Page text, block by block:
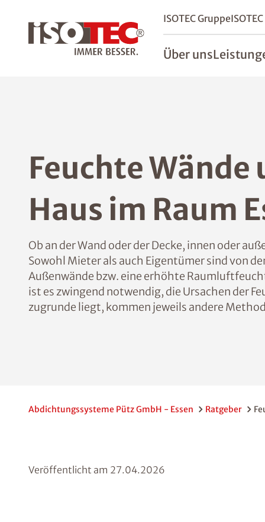
ISOTEC Gruppe
Über uns
Feuchte
Haus im Raum
Ob an der Wand oder der Decke, innen oder
Sowohl Mieter als auch Eigentümer sind von
Außenwände bzw. eine erhöhte
ist es zwingend notwendig, die Ursachen der
zugrunde liegt, kommen jeweils andere
Abdichtungssysteme Pütz GmbH - Essen Ratgeber
Veröffentlicht am 27.04.2026